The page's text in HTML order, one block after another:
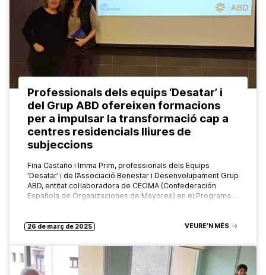
Professionals dels equips ‘Desatar’ i
del Grup ABD ofereixen formacions
per a impulsar la transformació cap a
centres residencials lliures de
subjeccions
Fina Castaño i Imma Prim, professionals dels Equips
‘Desatar’ i de l’Associació Benestar i Desenvolupament Grup
ABD, entitat col·laboradora de CEOMA (Confederación
Española de Organizaciones de Mayores) en el Programa…
26 de març de 2025 VEURE’N MÉS